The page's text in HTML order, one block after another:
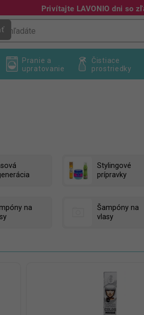
Privítajte LAVONIO dni so
Pranie a
upratovanie
Čistiace
prostriedky
Stylingové
prípravky
na
Šampóny na
vlasy